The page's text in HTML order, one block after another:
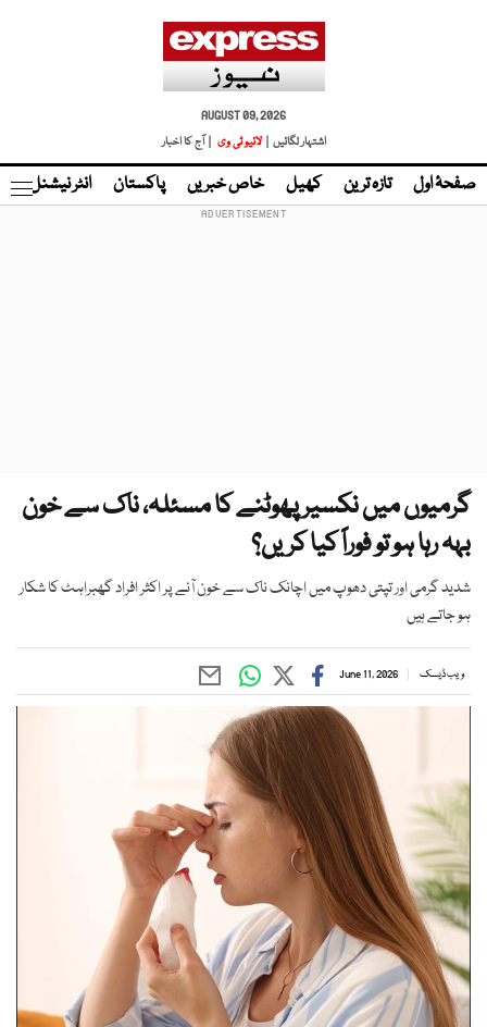
AUGUST 09, 2026
اشتہار لگائیں |
لائیو ٹی وی | آج کا اخبار
صفحۂ اول تازہ ترین کھیل خاص خبریں پاکستان انٹر نیشنل
گرمیوں میں نکسیر پھوٹنے کا مسئلہ، ناک سے خون
بہہ رہا ہو تو فوراً کیا کریں؟
شدید گرمی اور تپتی دھوپ میں اچانک ناک سے خون آنے پر اکثر افراد گھبراہٹ کا شکار
ہو جاتے ہیں
ویب ڈیسک June 11, 2026